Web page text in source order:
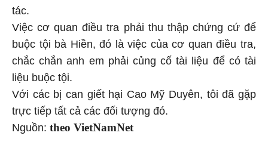
tác.
Việc cơ quan điều tra phải thu thập chứng cứ để
buộc tội bà Hiền, đó là việc của cơ quan điều tra,
chắc chắn anh em phải củng cố tài liệu để có tài
liệu buộc tội.
Với các bị can giết hại Cao Mỹ Duyên, tôi đã gặp
trực tiếp tất cả các đối tượng đó.
Nguồn: theo VietNamNet